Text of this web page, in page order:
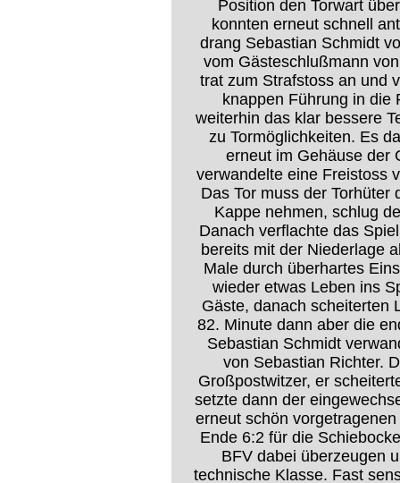
Position den Torwart
konnten erneut schnell
drang Sebastian Schmidt
vom Gästeschlußmann
trat zum Strafstoss an und
knappen Führung in die
weiterhin das klar bessere
zu Tormöglichkeiten. Es
erneut im Gehäuse der
verwandelte eine Freistoss
Das Tor muss der
Kappe nehmen, schlug
Danach verflachte das
bereits mit der Niederlage
Male durch überhartes
wieder etwas Leben ins
Gäste, danach scheiterten
82. Minute dann aber die
Sebastian Schmidt
von Sebastian Richter.
Großpostwitzer, er
setzte dann der
erneut schön
Ende 6:2 für die
BFV dabei überzeugen
technische Klasse. Fast